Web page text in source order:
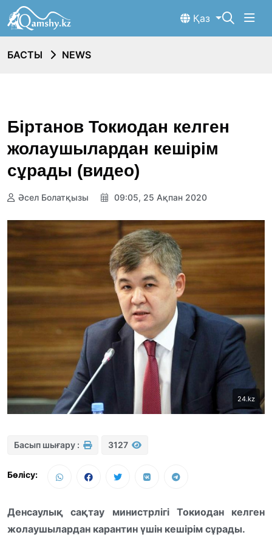
Қаз
БАСТЫ NEWS
Біртанов Токиодан келген
жолаушылардан кешірім
сұрады (видео)
Әсел Болатқызы 09:05, 25 Ақпан 2020
24.kz
Басып шығару : 3127
Бөлісу:
Денсаулық сақтау министрлігі Токиодан келген
жолаушылардан карантин үшін кешірім сұрады.